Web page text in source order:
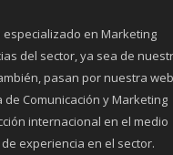
en Marketing
del sector, ya sea de
pasan por nuestra
Comunicación y Marketing
internacional en el medio
experiencia en el sector.